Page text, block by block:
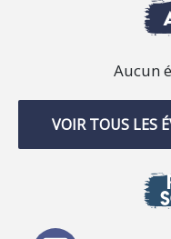
Aucun
VOIR TOUS LES